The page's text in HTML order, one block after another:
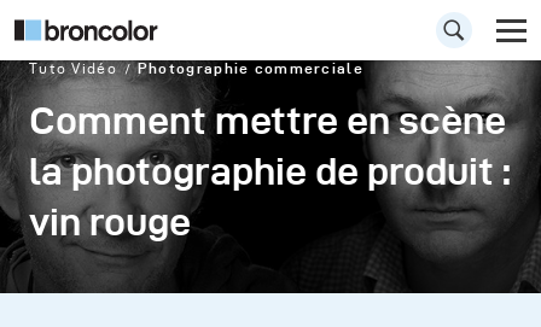
Tuto Vidéo Photographie commerciale
Comment mettre en scène
la photographie de produit :
vin rouge